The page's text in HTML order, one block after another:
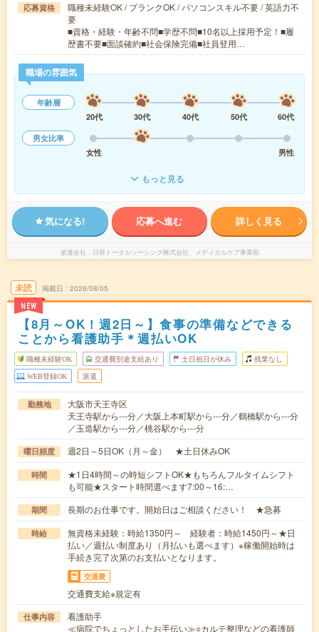
応募資格
職種未経験OK / ブランクOK / パソコンスキル不要 / 英語力不
要
■資格・経験・年齢不問■学歴不問■10名以上採用予定！■履
歴書不要■面談確約■社会保険完備■社員登用…
職場の雰囲気
年齢層
20代
30代 40代 50代
60代
男女比率
女性
男性
もっと見る
気になる! 応募へ進む 詳しく見る
派遣会社 日研トータルソーシング株式会社 メディカルケア事業部
未読
NEW
掲載日 2026/08/05
【8月～OK！週2日～】食事の準備などできる
ことから看護助手＊週払いOK
職種未経験OK 交通費別途支給あり 土日祝日が休み 残業なし
WEB登録OK 派遣
勤務地
大阪市天王寺区
天王寺駅から---分／大阪上本町駅から---分／鶴橋駅から---分
／玉造駅から---分／桃谷駅から---分
曜日頻度 週2日～5日OK（月～金） ★土日休みOK
時間
★1日4時間～の時短シフトOK★もちろんフルタイムシフト
も可能★スタート時間選べます7:00～16:…
期間 長期のお仕事です。開始日はご相談ください！ ★急募
時給
無資格未経験：時給1350円～ 経験者：時給1450円～★日
払い／週払い制度あり（月払いも選べます）※稼働開始時は
手続き完了次第のお支払いとなります。
交通費
交通費支給※規定有
仕事内容
看護助手
≪病院でちょっとしたお手伝い≫○カルテ整理などの看護師